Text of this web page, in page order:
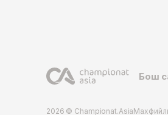
Бош
2026 © Championat.Asia